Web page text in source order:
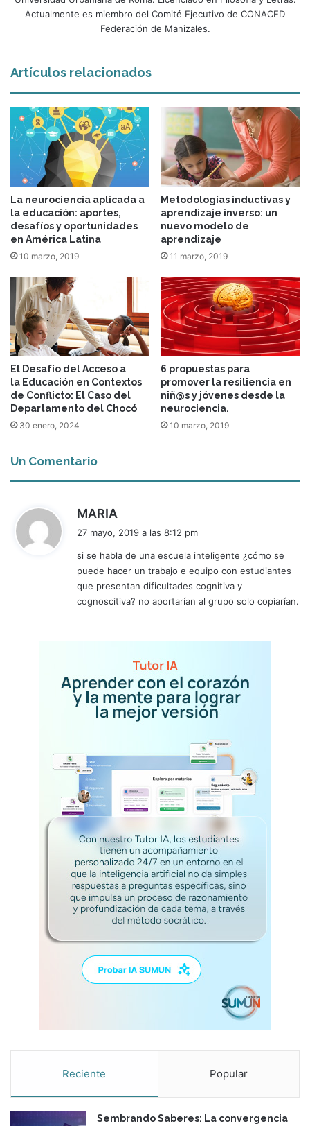
Actualmente es miembro del Comité Ejecutivo de CONACED
Federación de Manizales.
Artículos relacionados
La neurociencia aplicada a
la educación: aportes,
desafíos y oportunidades
en América Latina
10 marzo, 2019
Metodologías inductivas y
aprendizaje inverso: un
nuevo modelo de
aprendizaje
11 marzo, 2019
El Desafío del Acceso a
la Educación en Contextos
de Conflicto: El Caso del
Departamento del Chocó
30 enero, 2024
6 propuestas para
promover la resiliencia en
niñ@s y jóvenes desde la
neurociencia.
10 marzo, 2019
Un Comentario
MARIA
e
:
27 mayo, 2019 a las 8:12 pm
si se habla de una escuela inteligente ¿cómo se
puede hacer un trabajo e equipo con estudiantes
que presentan dificultades cognitiva y
cognoscitiva? no aportarían al grupo solo copiarían.
Reciente Popular
Sembrando Saberes: La convergencia